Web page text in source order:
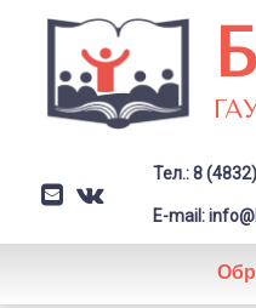
содержимому
E-mail
VK
Тел.: 8
E-mail: